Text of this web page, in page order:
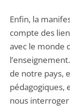
Enfin, la
compte des
avec le monde
de notre pays,
pédagogiques,
nous